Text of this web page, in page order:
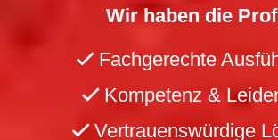
Wir haben die
Fachgerechte
Kompetenz &
Vertrauenswürdige